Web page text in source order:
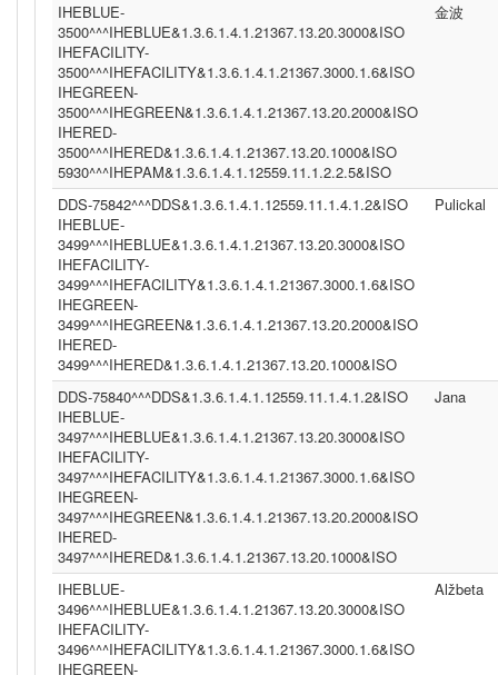
IHEBLUE-
3500^^^IHEBLUE&1.3.6.1.4.1.21367.13.20.3000&ISO
IHEFACILITY-
3500^^^IHEFACILITY&1.3.6.1.4.1.21367.3000.1.6&ISO
IHEGREEN-
3500^^^IHEGREEN&1.3.6.1.4.1.21367.13.20.2000&ISO
IHERED-
3500^^^IHERED&1.3.6.1.4.1.21367.13.20.1000&ISO
5930^^^IHEPAM&1.3.6.1.4.1.12559.11.1.2.2.5&ISO
金波
DDS-75842^^^DDS&1.3.6.1.4.1.12559.11.1.4.1.2&ISO
IHEBLUE-
3499^^^IHEBLUE&1.3.6.1.4.1.21367.13.20.3000&ISO
IHEFACILITY-
3499^^^IHEFACILITY&1.3.6.1.4.1.21367.3000.1.6&ISO
IHEGREEN-
3499^^^IHEGREEN&1.3.6.1.4.1.21367.13.20.2000&ISO
IHERED-
3499^^^IHERED&1.3.6.1.4.1.21367.13.20.1000&ISO
Pulickal
DDS-75840^^^DDS&1.3.6.1.4.1.12559.11.1.4.1.2&ISO
IHEBLUE-
3497^^^IHEBLUE&1.3.6.1.4.1.21367.13.20.3000&ISO
IHEFACILITY-
3497^^^IHEFACILITY&1.3.6.1.4.1.21367.3000.1.6&ISO
IHEGREEN-
3497^^^IHEGREEN&1.3.6.1.4.1.21367.13.20.2000&ISO
IHERED-
3497^^^IHERED&1.3.6.1.4.1.21367.13.20.1000&ISO
Jana
IHEBLUE-
3496^^^IHEBLUE&1.3.6.1.4.1.21367.13.20.3000&ISO
IHEFACILITY-
3496^^^IHEFACILITY&1.3.6.1.4.1.21367.3000.1.6&ISO
IHEGREEN-
Alžbeta